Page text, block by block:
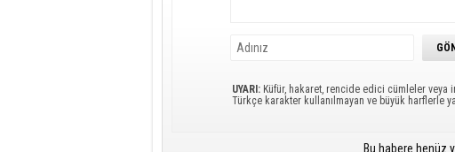
UYARI: Küfür, hakaret, rencide edici cümleler veya
Türkçe karakter kullanılmayan ve büyük harflerle
Bu habere henüz